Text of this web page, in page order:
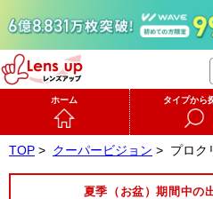
ホーム タイプから
TOP > クーパービジョン > プロク
夏季（お盆）期間中の